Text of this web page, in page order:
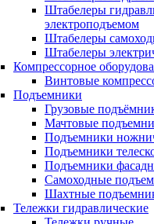
Штабелеры
электроподъемом
Штабелеры
Штабелеры
Компрессорное
Винтовые
Подъемники
Грузовые
Мачтовые
Подъемники
Подъемники
Подъемники
Самоходные
Шахтные
Тележки гидравлические